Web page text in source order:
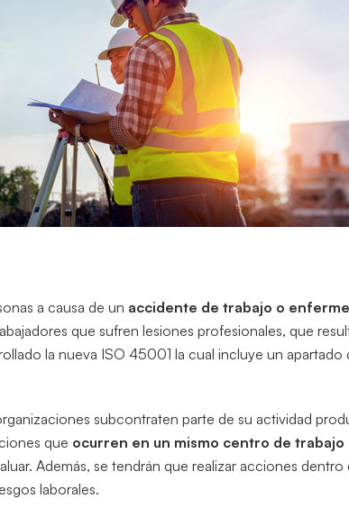
a causa de un accidente de trabajo o
que sufren lesiones profesionales, que
la nueva ISO 45001 la cual incluye un
subcontraten parte de su actividad
que ocurren en un mismo centro de trabajo
Además, se tendrán que realizar acciones
laborales.